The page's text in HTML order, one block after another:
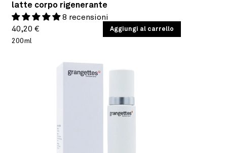
latte corpo rigenerante
8 recensioni
Prezzo
di
40,20 €
PREZZO
UNITARIO
/
200ml
Aggiungi al carrello